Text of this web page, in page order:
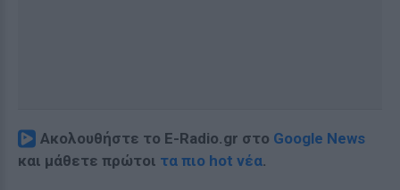
Ακολουθήστε το E-Radio.gr στο Google News
και μάθετε πρώτοι τα πιο hot νέα.